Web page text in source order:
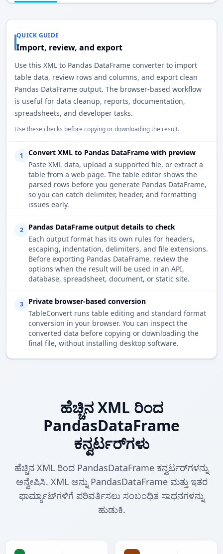
QUICK GUIDE
Import, review, and export
Use this XML to Pandas DataFrame converter to import
table data, review rows and columns, and export clean
Pandas DataFrame output. The browser-based workflow
is useful for data cleanup, reports, documentation,
spreadsheets, and developer tasks.
Use these checks before copying or downloading the result.
1
Convert XML to Pandas DataFrame with preview
Paste XML data, upload a supported file, or extract a
table from a web page. The table editor shows the
parsed rows before you generate Pandas DataFrame,
so you can catch delimiter, header, and formatting
issues early.
2
Pandas DataFrame output details to check
Each output format has its own rules for headers,
escaping, indentation, delimiters, and file extensions.
Before exporting Pandas DataFrame, review the
options when the result will be used in an API,
database, spreadsheet, document, or static site.
3
Private browser-based conversion
TableConvert runs table editing and standard format
conversion in your browser. You can inspect the
converted data before copying or downloading the
final file, without installing desktop software.
ಹೆಚ್ಚಿನ XML ರಿಂದ
PandasDataFrame
ಕನ್ವರ್ಟರ್‌ಗಳು
ಹೆಚ್ಚಿನ XML ರಿಂದ PandasDataFrame ಕನ್ವರ್ಟರ್‌ಗಳನ್ನು
ಅನ್ವೇಷಿಸಿ. XML ಅನ್ನು PandasDataFrame ಮತ್ತು ಇತರ
ಫಾರ್ಮ್ಯಾಟ್‌ಗಳಿಗೆ ಪರಿವರ್ತಿಸಲು ಸಂಬಂಧಿತ ಸಾಧನಗಳನ್ನು
ಹುಡುಕಿ.